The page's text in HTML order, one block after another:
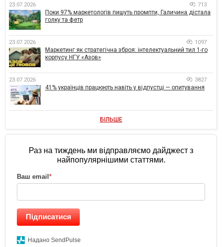
23.07.2026 713
Поки 97% маркетологів пишуть промпти, Галичина дістала
голку та фетр
23.07.2026 1097
Маркетинг як стратегічна зброя: інтелектуальний тил 1-го
корпусу НГУ «Азов»
23.07.2026 3827
41% українців працюють навіть у відпустці — опитування
БІЛЬШЕ
Раз на тиждень ми відправляємо дайджест з
найпопулярнішими статтями.
Ваш email *
Підписатися
Надано SendPulse